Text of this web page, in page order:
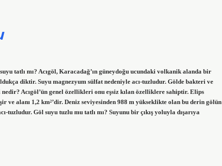
tatlı mı? Acıgöl, Karacadağ’ın güneydoğu ucundaki volkanik alanda bir
diktir. Suyu magnezyum sülfat nedeniyle acı-tuzludur. Gölde bakteri ve
Acıgöl’ün genel özellikleri onu eşsiz kılan özelliklere sahiptir. Elips
ve alanı 1,2 km²’dir. Deniz seviyesinden 988 m yükseklikte olan bu derin gölün
tuzludur. Göl suyu tuzlu mu tatlı mı? Suyunu bir çıkış yoluyla dışarıya